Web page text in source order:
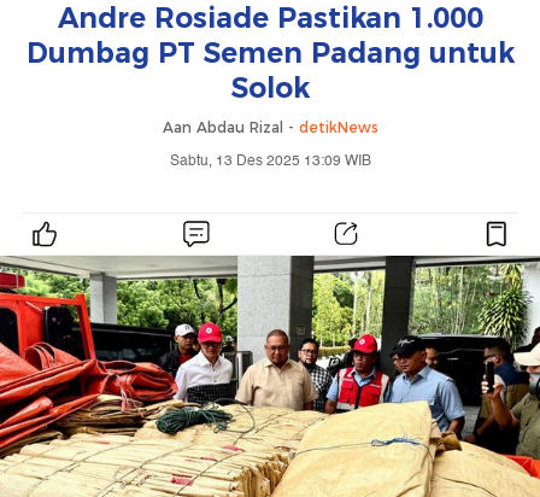
Andre Rosiade Pastikan 1.000
Dumbag PT Semen Padang untuk
Solok
Aan Abdau Rizal - detikNews
Sabtu, 13 Des 2025 13:09 WIB